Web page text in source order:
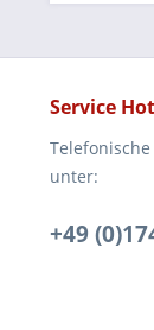
Service
unter:
+49